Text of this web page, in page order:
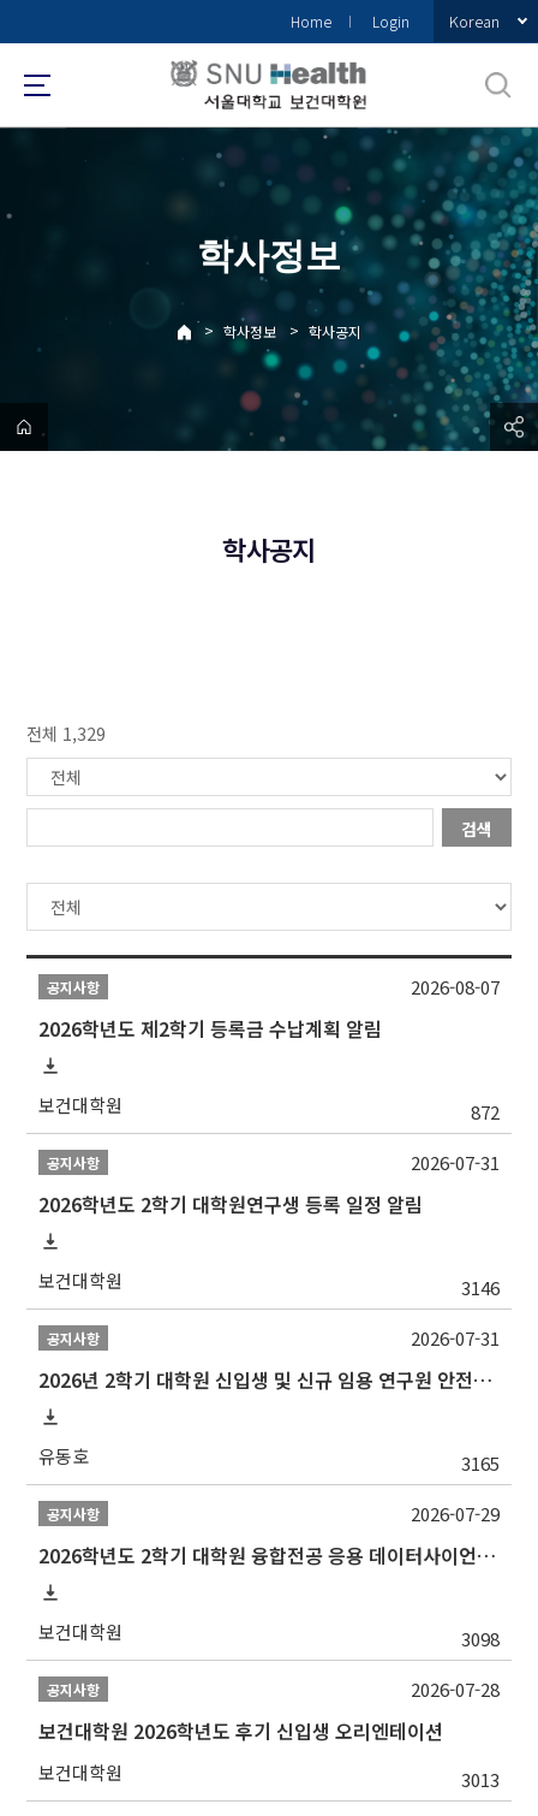
로
메
Home Login Korean
학사정보
> 학사정보 > 학사공지
학사공지
전체 1,329
검색
공지사항
2026학년도 제2학기 등록금 수납계획 알림
보건대학원 872
2026-08-07
공지사항
2026학년도 2학기 대학원연구생 등록 일정 알림
보건대학원 3146
2026-07-31
공지사항
2026년 2학기 대학원 신입생 및 신규 임용 연구원 안전환경교육(신규교육) 실시 안내
유동호 3165
2026-07-31
공지사항
2026학년도 2학기 대학원 융합전공 응용 데이터사이언스 선발 계획 알림
보건대학원 3098
2026-07-29
공지사항
보건대학원 2026학년도 후기 신입생 오리엔테이션
보건대학원 3013
2026-07-28